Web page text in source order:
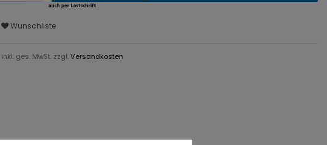
Wunschliste
inkl. ges. MwSt. zzgl.Versandkosten